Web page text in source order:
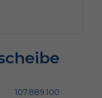
107.889.100